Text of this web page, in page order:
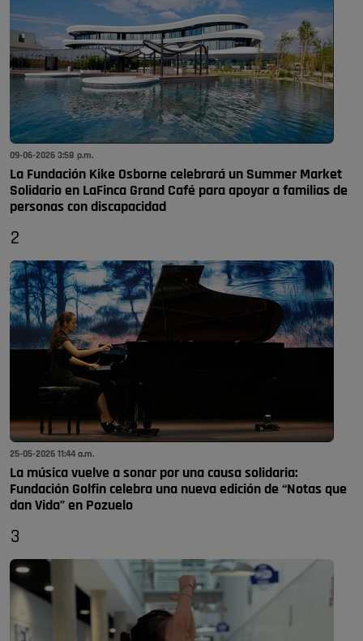
09-06-2026 3:58 p.m.
La Fundación Kike Osborne celebrará un Summer Market
Solidario en LaFinca Grand Café para apoyar a familias de
personas con discapacidad
2
25-05-2026 11:44 a.m.
La música vuelve a sonar por una causa solidaria:
Fundación Golfin celebra una nueva edición de “Notas que
dan Vida” en Pozuelo
3